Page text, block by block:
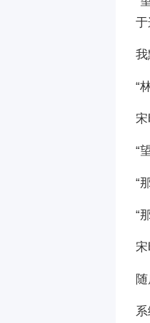
于
我
“
宋
“
“
“
宋